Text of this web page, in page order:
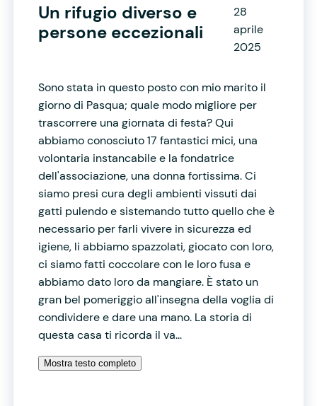
Un rifugio diverso e
persone eccezionali
28
aprile
2025
Sono stata in questo posto con mio marito il
giorno di Pasqua; quale modo migliore per
trascorrere una giornata di festa? Qui
abbiamo conosciuto 17 fantastici mici, una
volontaria instancabile e la fondatrice
dell'associazione, una donna fortissima. Ci
siamo presi cura degli ambienti vissuti dai
gatti pulendo e sistemando tutto quello che è
necessario per farli vivere in sicurezza ed
igiene, li abbiamo spazzolati, giocato con loro,
ci siamo fatti coccolare con le loro fusa e
abbiamo dato loro da mangiare. È stato un
gran bel pomeriggio all'insegna della voglia di
condividere e dare una mano. La storia di
questa casa ti ricorda il va...
Mostra testo completo